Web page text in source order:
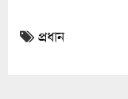
প্রধান